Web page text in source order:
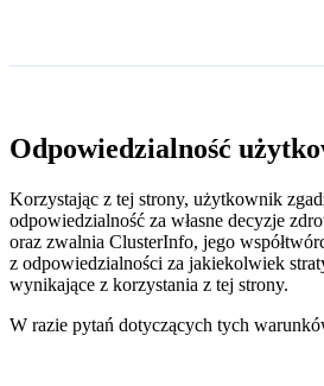
Odpowiedzialność
Korzystając z tej strony, użytkownik
odpowiedzialność za własne decyzje
oraz zwalnia ClusterInfo, jego
z odpowiedzialności za jakiekolwiek
wynikające z korzystania z tej strony.
W razie pytań dotyczących tych